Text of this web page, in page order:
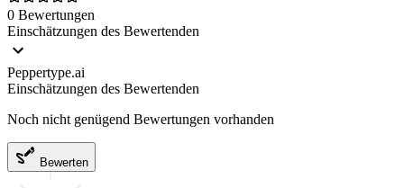
0 Bewertungen
Einschätzungen des Bewertenden
Peppertype.ai
Einschätzungen des Bewertenden
Noch nicht genügend Bewertungen vorhanden
Bewerten